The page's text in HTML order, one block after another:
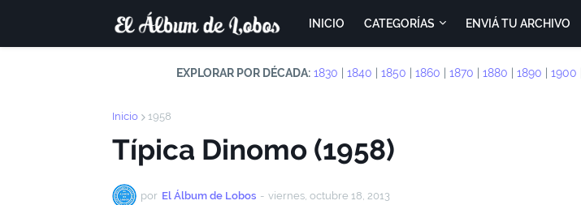
INICIO CATEGORÍAS ENVIÁ TU ARCHIVO
EXPLORAR POR DÉCADA: 1830 1840 1850 1860 1870 1880 1890 1900
Inicio 1958
Típica Dinomo (1958)
por El Álbum de Lobos - viernes, octubre 18, 2013